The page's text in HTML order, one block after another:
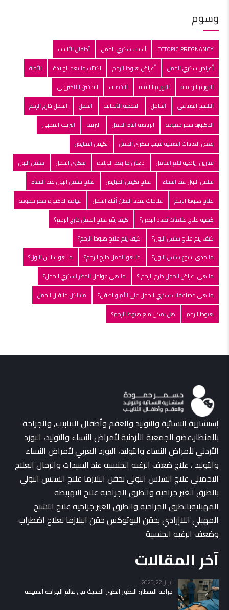
وسوم
ECTOPIC PREGNANCY أسباب سكري الحمل
أطفال الأنابيب
أعراض سكري الحمل
أعراض هبوط الرحم اكتئاب ما بعد الولادة
الأجنة
الاورام الرحمية
الاورام الليفية التخصيب
التدخين الالكتروني
التلقبح الصناعي
الحامل الحصبة الألمانية الحمل
الحمل خارج الرحم
الدكتوره سمر حموده
الرياضه اثناء الحمل النزيف
النزيف المهبلي
بعض العادات الصحية لتجنب سكري الحمل
تكيس المبايض
تمارين رياضيه للام الحامل
ذهان ما بعد الولادة سكري الحمل
سلس البول
سلس البول عند النساء
علاج تكيس المبايض
علاج سلس البول عند النساء
علاج هبوط الرحم
علامات تمدد البطن أثناء الحمل
عيادة الدكتوره سمر حموده
كيفية علاج علامات تمدد البطن؟
كيف يتم علاج الحمل خارج الرحم؟
كيف يتم علاج سلس البول؟
كيف يتم علاج هبوط الرحم؟
ما مدى شيوع سلس البول؟
ما هو الحمل خارج الرحم؟
ما هو سلس البول؟
ما هي اعراض الحمل خارج الرحم ؟
ما هي عوامل الخطر لسكري الحمل؟
ما هي مضاعفات سكري الحمل على الأم والطفل؟
مشاكل ما قبل الحمل
هبوط الرحم
هل يمكن منع هبوط الرحم؟
إستشارية النسائية والتوليد والعقم وأطفال الانابيب, والجراحة
بالمنظار،عضو الجمعية الأردنية لأمراض النساء والتوليد، البورد
الأردني لأمراض النساء والتوليد، البورد العربي لأمراض النساء
والتوليد ، علاج ضعف الرغبه الجنسيه عند السيدات والرجال العلاج
التجميلي علاج السلس البولي بحقن البلازما علاج السلس البولي
بالطرق الغير جراحيه والطرق الجراحيه علاج التهبيطه
المهبليةبالطرق الجراحيه والطرق الغير جراحيه علاج التشنج
المهبلي اللاإرادي بحقن البوتوكس حقن البلازما لعلاج اضطراب
وضعف الرغبه الجنسية
آخر المقالات
أبريل 22, 2025
جراحة المنظار: التطور الطبي الحديث في عالم الجراحة الدقيقة